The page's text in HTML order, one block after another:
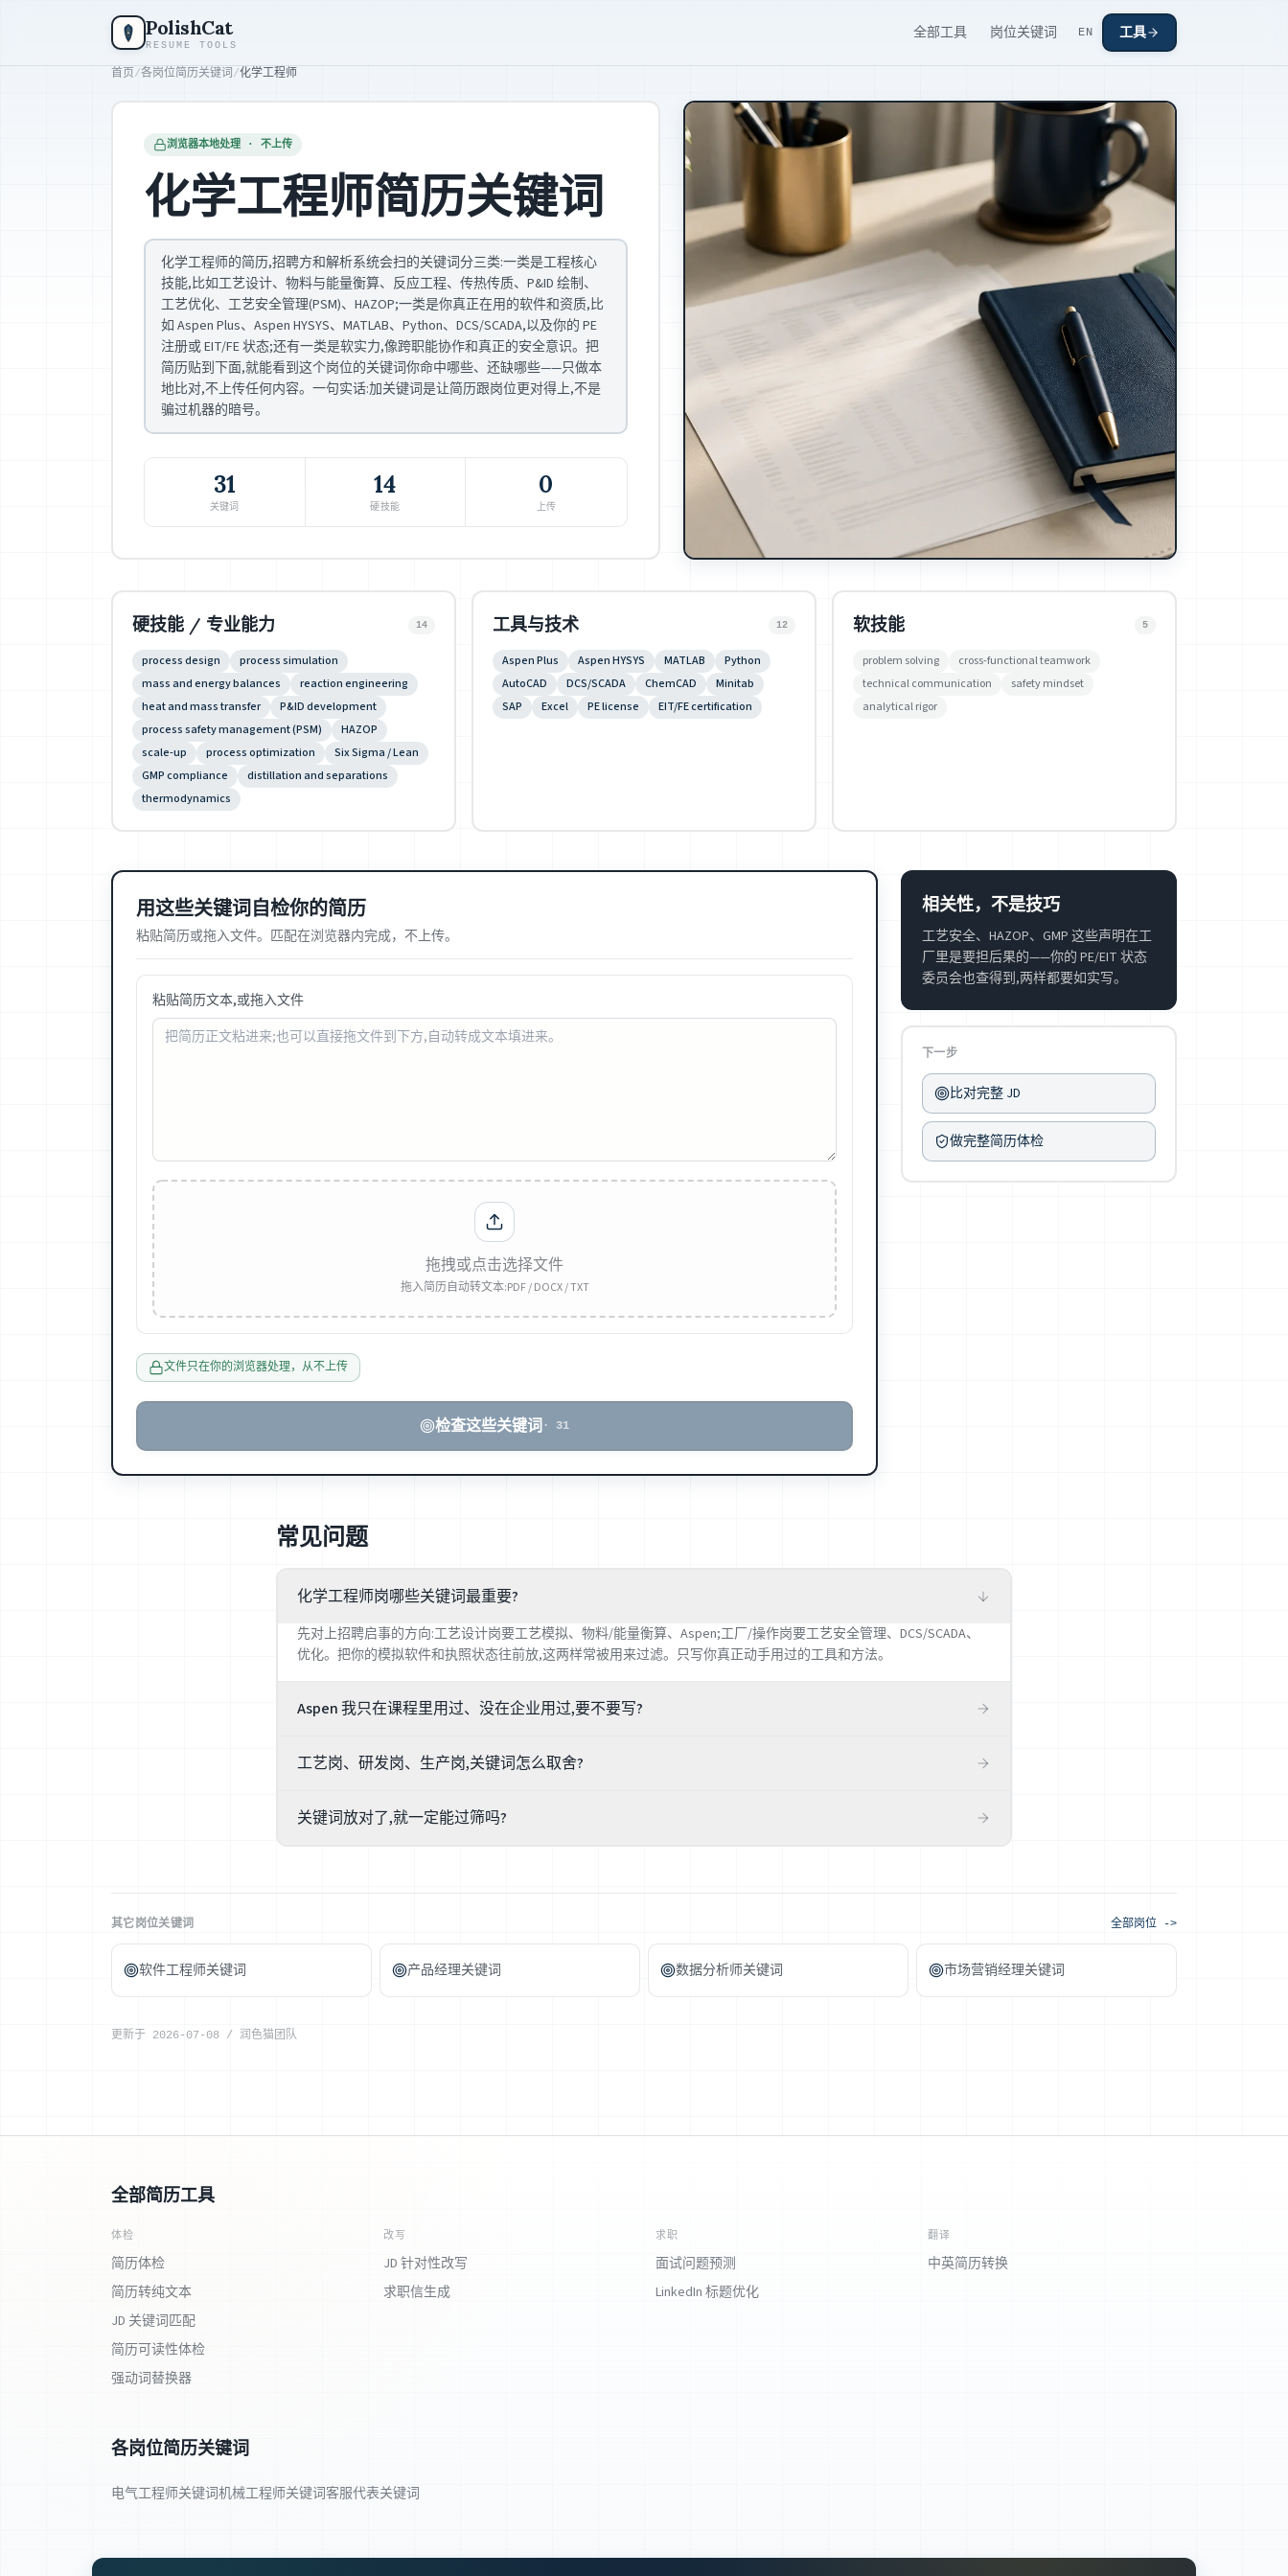
PolishCat
RESUME TOOLS
全部工具 岗位关键词 EN 工具
首页/各岗位简历关键词 /化学工程师
浏览器本地处理 · 不上传
化学工程师简历关键词
化学工程师的简历,招聘方和解析系统会扫的关键词分三类:一类是工程核心
技能,比如工艺设计、物料与能量衡算、反应工程、传热传质、P&ID 绘制、
工艺优化、工艺安全管理(PSM)、HAZOP;一类是你真正在用的软件和资质,比
如 Aspen Plus、Aspen HYSYS、MATLAB、Python、DCS/SCADA,以及你的 PE
注册或 EIT/FE 状态;还有一类是软实力,像跨职能协作和真正的安全意识。把
简历贴到下面,就能看到这个岗位的关键词你命中哪些、还缺哪些——只做本
地比对,不上传任何内容。一句实话:加关键词是让简历跟岗位更对得上,不是
骗过机器的暗号。
31
关键词
14
硬技能
0
上传
硬技能 / 专业能力 14
process design
process simulation
mass and energy balances
reaction engineering
heat and mass transfer
P&ID development
process safety management (PSM)
HAZOP
scale-up
process optimization
Six Sigma / Lean
GMP compliance
distillation and separations
thermodynamics
工具与技术 12
Aspen Plus Aspen HYSYS MATLAB
Python
AutoCAD
DCS/SCADA ChemCAD
Minitab
SAP
Excel PE license EIT/FE certification
软技能 5
problem solving
cross-functional teamwork
technical communication
safety mindset
analytical rigor
用这些关键词自检你的简历
粘贴简历或拖入文件。匹配在浏览器内完成，不上传。
粘贴简历文本,或拖入文件
拖拽或点击选择文件
拖入简历自动转文本:PDF / DOCX / TXT
文件只在你的浏览器处理，从不上传
检查这些关键词 · 31
相关性，不是技巧
工艺安全、HAZOP、GMP 这些声明在工
厂里是要担后果的——你的 PE/EIT 状态
委员会也查得到,两样都要如实写。
下一步
比对完整 JD
做完整简历体检
常见问题
化学工程师岗哪些关键词最重要?
先对上招聘启事的方向:工艺设计岗要工艺模拟、物料/能量衡算、Aspen;工厂/操作岗要工艺安全管理、DCS/SCADA、
优化。把你的模拟软件和执照状态往前放,这两样常被用来过滤。只写你真正动手用过的工具和方法。
Aspen 我只在课程里用过、没在企业用过,要不要写?
号。别声称自己有工厂级模拟经验,技术面会很快追问你的模型假设。
工艺岗、研发岗、生产岗,关键词怎么取舍?
格玛/精益、PSM、DCS。看启事走的是哪条线,把关键词往那边压——同一个学位,侧重不同。
关键词放对了,就一定能过筛吗?
深度。
其它岗位关键词 全部岗位 ->
软件工程师关键词 产品经理关键词 数据分析师关键词 市场营销经理关键词
更新于 2026-07-08 / 润色猫团队
全部简历工具
体检
简历体检
简历转纯文本
JD 关键词匹配
简历可读性体检
强动词替换器
改写
JD 针对性改写
求职信生成
求职
面试问题预测
LinkedIn 标题优化
翻译
中英简历转换
各岗位简历关键词
电气工程师关键词机械工程师关键词客服代表关键词